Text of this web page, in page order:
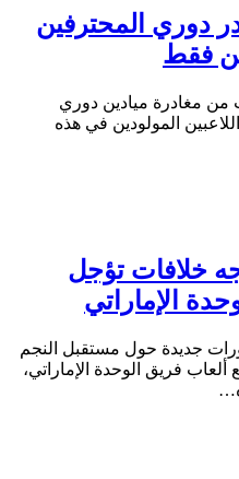
دوري المحترفين
من مغادرة ميادين دوري
المولودين في هذه
خلافات تؤجل
الإماراتي
جديدة حول مستقبل النجم
فريق الوحدة الإماراتي،